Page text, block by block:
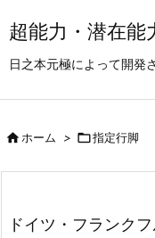
超能力・潜在能
日之本元極によって開発
ホーム > 指定行脚
ドイツ・フランク